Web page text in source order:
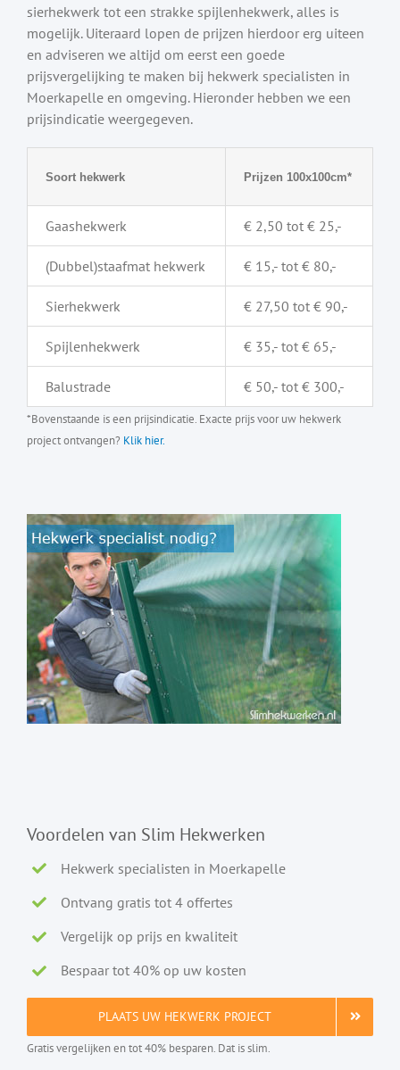
sierhekwerk tot een strakke spijlenhekwerk, alles is
mogelijk. Uiteraard lopen de prijzen hierdoor erg uiteen
en adviseren we altijd om eerst een goede
prijsvergelijking te maken bij hekwerk specialisten in
Moerkapelle en omgeving. Hieronder hebben we een
prijsindicatie weergegeven.
Soort hekwerk Prijzen 100x100cm*
Gaashekwerk € 2,50 tot € 25,-
(Dubbel)staafmat hekwerk € 15,- tot € 80,-
Sierhekwerk € 27,50 tot € 90,-
Spijlenhekwerk € 35,- tot € 65,-
Balustrade € 50,- tot € 300,-
*Bovenstaande is een prijsindicatie. Exacte prijs voor uw hekwerk
project ontvangen? Klik hier.
Voordelen van Slim Hekwerken
Hekwerk specialisten in Moerkapelle
Ontvang gratis tot 4 offertes
Vergelijk op prijs en kwaliteit
Bespaar tot 40% op uw kosten
PLAATS UW HEKWERK PROJECT
Gratis vergelijken en tot 40% besparen. Dat is slim.